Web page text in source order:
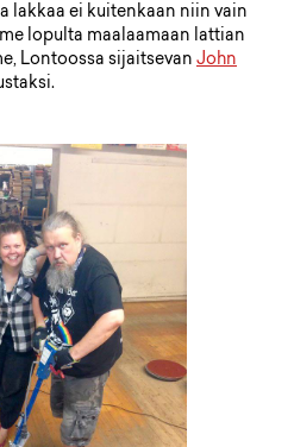
lakkaa ei kuitenkaan niin vain
lopulta maalaamaan lattian
Lontoossa sijaitsevan John